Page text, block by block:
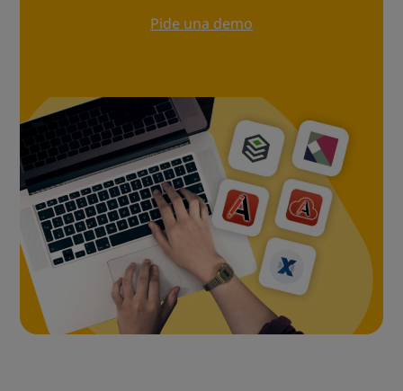
Pide una demo